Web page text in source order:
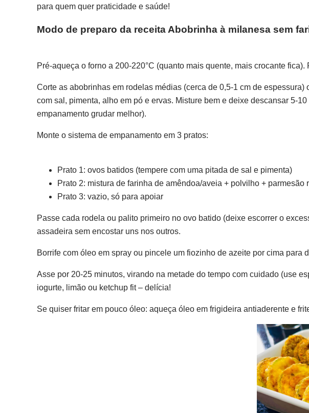
para quem quer praticidade e saúde!
Modo de preparo da receita Abobrinha à milanesa sem
Pré-aqueça o forno a 200-220°C (quanto mais quente, mais crocante
Corte as abobrinhas em rodelas médias (cerca de 0,5-1 cm de
com sal, pimenta, alho em pó e ervas. Misture bem e deixe descansar 5-
empanamento grudar melhor).
Monte o sistema de empanamento em 3 pratos:
Prato 1: ovos batidos (tempere com uma pitada de sal e pimenta)
Prato 2: mistura de farinha de amêndoa/aveia + polvilho + parmesão
Prato 3: vazio, só para apoiar
Passe cada rodela ou palito primeiro no ovo batido (deixe escorrer o
assadeira sem encostar uns nos outros.
Borrife com óleo em spray ou pincele um fiozinho de azeite por cima para
Asse por 20-25 minutos, virando na metade do tempo com cuidado (use
iogurte, limão ou ketchup fit – delícia!
Se quiser fritar em pouco óleo: aqueça óleo em frigideira antiaderente e